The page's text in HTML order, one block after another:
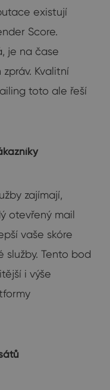
existují
Score.
je na čase
Kvalitní
toto ale řeší
zajímají,
otevřený mail
vaše skóre
služby. Tento bod
i výše